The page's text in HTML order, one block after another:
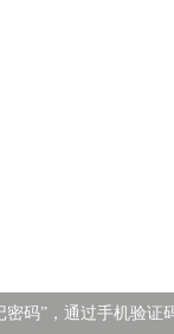
码”，通过手机验证